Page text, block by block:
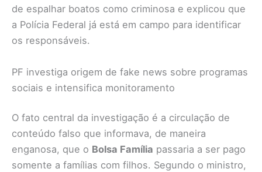
de espalhar boatos como criminosa e explicou que
a Polícia Federal já está em campo para identificar
os responsáveis.
PF investiga origem de fake news sobre programas
sociais e intensifica monitoramento
O fato central da investigação é a circulação de
conteúdo falso que informava, de maneira
enganosa, que o Bolsa Família passaria a ser pago
somente a famílias com filhos. Segundo o ministro,